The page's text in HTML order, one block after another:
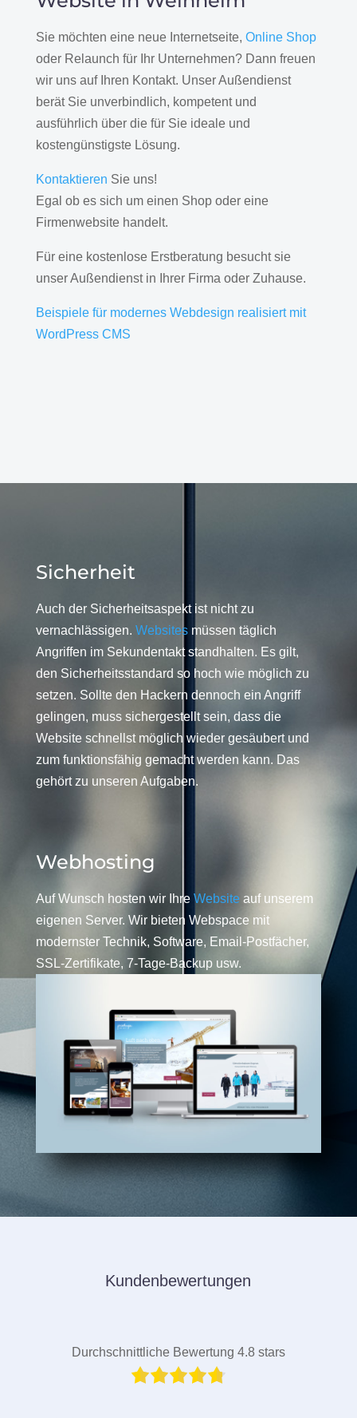
Sie möchten eine neue Internetseite, Online Shop
oder Relaunch für Ihr Unternehmen? Dann freuen
wir uns auf Ihren Kontakt. Unser Außendienst
berät Sie unverbindlich, kompetent und
ausführlich über die für Sie ideale und
kostengünstigste Lösung.
Kontaktieren Sie uns!
Egal ob es sich um einen Shop oder eine
Firmenwebsite handelt.
Für eine kostenlose Erstberatung besucht sie
unser Außendienst in Ihrer Firma oder Zuhause.
Beispiele für modernes Webdesign realisiert mit
WordPress CMS
Sicherheit
Auch der Sicherheitsaspekt ist nicht zu
vernachlässigen. Websitesmüssen täglich
Angriffen im Sekundentakt standhalten. Es gilt,
den Sicherheitsstandard so hoch wie möglich zu
setzen. Sollte den Hackern dennoch ein Angriff
gelingen, muss sichergestellt sein, dass die
Website schnellst möglich wieder gesäubert und
zum funktionsfähig gemacht werden kann. Das
gehört zu unseren Aufgaben.
Webhosting
Auf Wunsch hosten wir Ihre Website auf unserem
eigenen Server. Wir bieten Webspace mit
modernster Technik, Software, Email-Postfächer,
SSL-Zertifikate, 7-Tage-Backup usw.
Kundenbewertungen
Durchschnittliche Bewertung 4.8 stars